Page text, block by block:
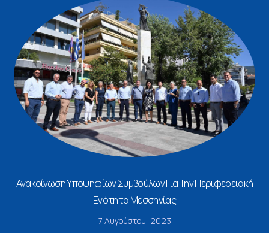
Ανακοίνωση Υποψηφίων Συμβούλων Για Την Περιφερειακή
Ενότητα Μεσσηνίας
7 Αυγούστου, 2023